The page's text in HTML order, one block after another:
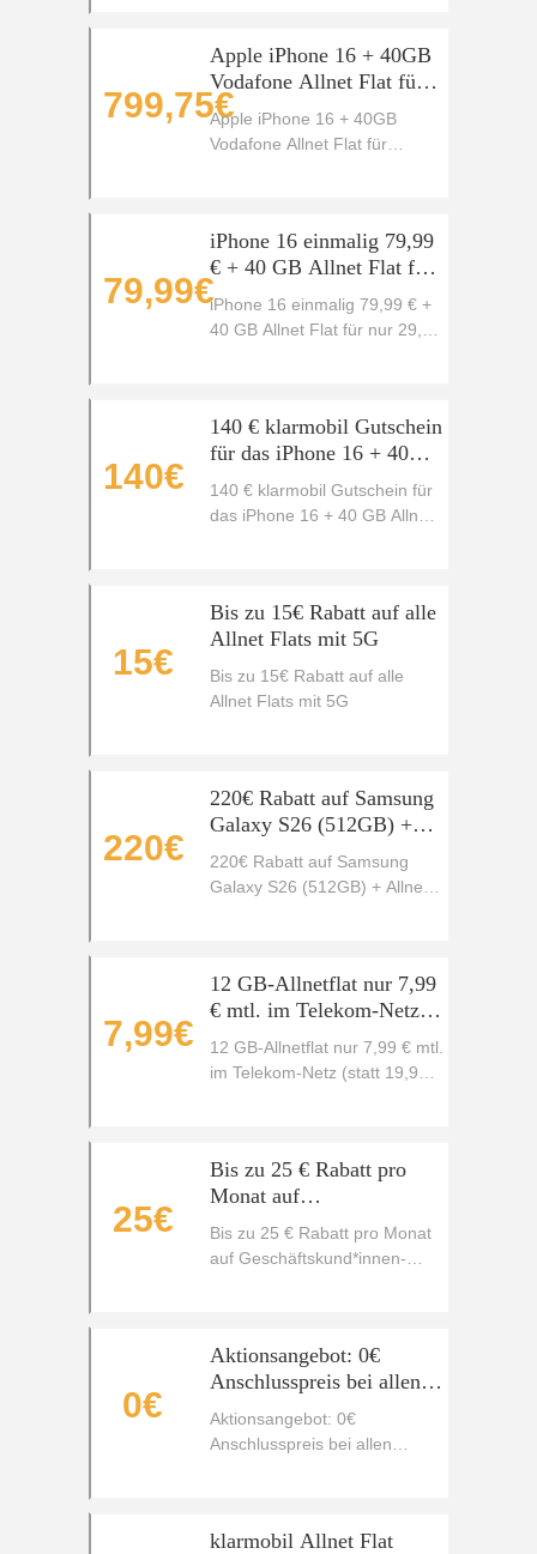
799,75€
Apple iPhone 16 + 40GB
Vodafone Allnet Flat für
insgesamt 799,75€
Apple iPhone 16 + 40GB
Vodafone Allnet Flat für
79,99€
iPhone 16 einmalig 79,99
€ + 40 GB Allnet Flat für
nur 29,99 € mtl.
iPhone 16 einmalig 79,99 € +
40 GB Allnet Flat für nur 29,99
140€
140 € klarmobil Gutschein
für das iPhone 16 + 40
GB Allnet Flat
140 € klarmobil Gutschein für
das iPhone 16 + 40 GB Allnet
15€
Bis zu 15€ Rabatt auf alle
Allnet Flats mit 5G
Bis zu 15€ Rabatt auf alle
Allnet Flats mit 5G
220€
220€ Rabatt auf Samsung
Galaxy S26 (512GB) +
Allnet Flat 40 GB 5G für
effektiv
220€ Rabatt auf Samsung
Galaxy S26 (512GB) + Allnet
7,99€
12 GB-Allnetflat nur 7,99
€ mtl. im Telekom-Netz
(statt 19,99 €)
12 GB-Allnetflat nur 7,99 € mtl.
im Telekom-Netz (statt 19,99
25€
Bis zu 25 € Rabatt pro
Monat auf
Geschäftskund*innen-
Tarife
Bis zu 25 € Rabatt pro Monat
auf Geschäftskund*innen-
0€
Aktionsangebot: 0€
Anschlusspreis bei allen
Tarifen
Aktionsangebot: 0€
Anschlusspreis bei allen
klarmobil Allnet Flat